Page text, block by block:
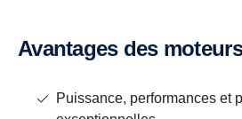
Avantages des
Puissance, performances et